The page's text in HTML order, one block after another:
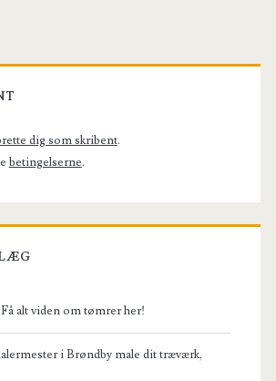
dig som skribent.
betingelserne.
alt viden om tømrer her!
i Brøndby male dit træværk,